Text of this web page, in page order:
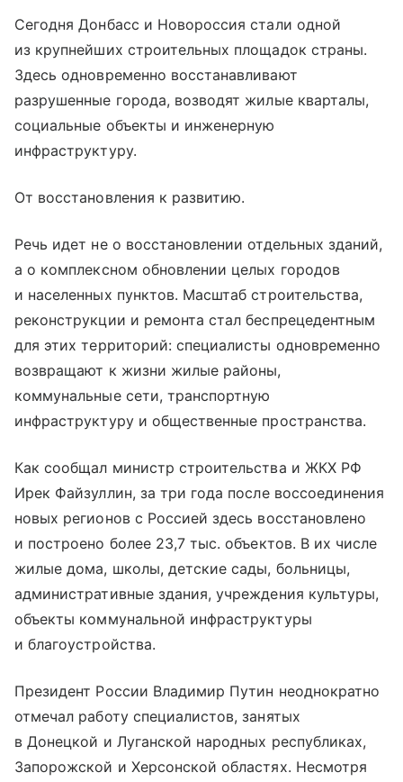
Сегодня Донбасс и Новороссия стали одной
из крупнейших строительных площадок страны.
Здесь одновременно восстанавливают
разрушенные города, возводят жилые кварталы,
социальные объекты и инженерную
инфраструктуру.
От восстановления к развитию.
Речь идет не о восстановлении отдельных зданий,
а о комплексном обновлении целых городов
и населенных пунктов. Масштаб строительства,
реконструкции и ремонта стал беспрецедентным
для этих территорий: специалисты одновременно
возвращают к жизни жилые районы,
коммунальные сети, транспортную
инфраструктуру и общественные пространства.
Как сообщал министр строительства и ЖКХ РФ
Ирек Файзуллин, за три года после воссоединения
новых регионов с Россией здесь восстановлено
и построено более 23,7 тыс. объектов. В их числе
жилые дома, школы, детские сады, больницы,
административные здания, учреждения культуры,
объекты коммунальной инфраструктуры
и благоустройства.
Президент России Владимир Путин неоднократно
отмечал работу специалистов, занятых
в Донецкой и Луганской народных республиках,
Запорожской и Херсонской областях. Несмотря